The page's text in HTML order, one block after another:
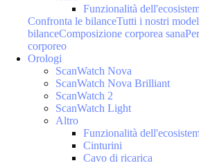
Funzionalità
Confronta le bilanceTutti i nostri
bilanceComposizione corporea sana
corporeo
Orologi
ScanWatch Nova
ScanWatch Nova Brilliant
ScanWatch 2
ScanWatch Light
Altro
Funzionalità
Cinturini
Cavo di ricarica